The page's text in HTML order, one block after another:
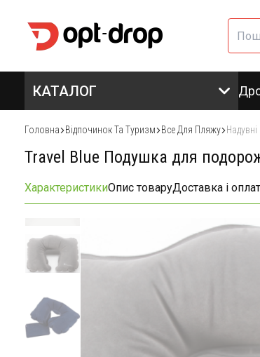
КАТАЛОГ
Головна Відпочинок Та Туризм Все Для Пляжу
Travel Blue Подушка для
ХарактеристикиОпис товаруДоставка і